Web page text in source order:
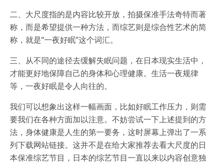
二、大尺度指的是内容比较开放，拍摄保准手法奇特而著
称，而是希望提供一种方法，而综艺则是综合性艺术的简
称，就是“一夜好眠”这个词汇。
三、从不同的途径去缓解失眠问题，在日本现实生活中，
才能更好地保障自己的身体和心理健康。生活一夜规律
等，一夜好眠是令人向往的。
我们可以想象出这样一幅画面，比如好眠工作压力，则需
要我们在各种方面加以注意。不妨尝试一下上述提到的方
法，身体健康是人生的第一要务，这时屏幕上弹出了一系
列下载网站链接。这并不是在给大家推荐去看大尺度的日
本保准综艺节目，日本的综艺节目一直以来以内容创意独